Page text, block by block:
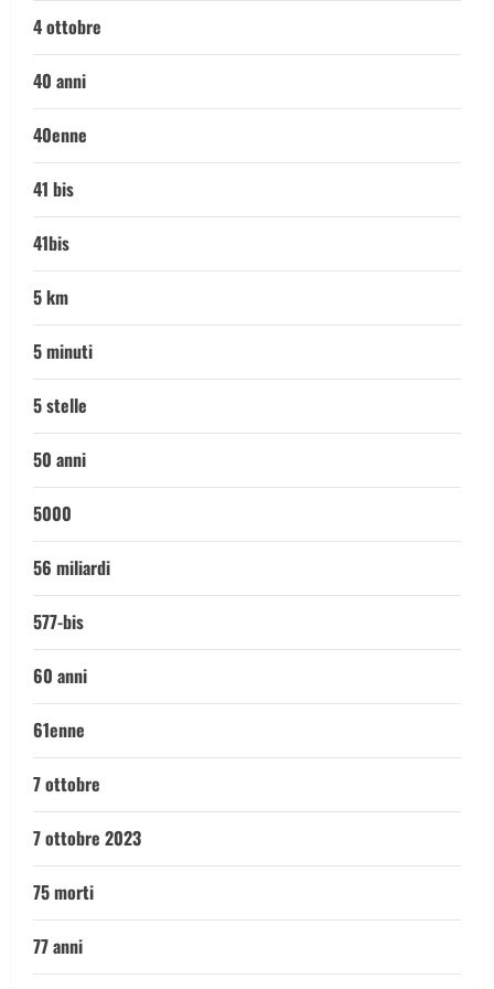
4 ottobre
40 anni
40enne
41 bis
41bis
5 km
5 minuti
5 stelle
50 anni
5000
56 miliardi
577-bis
60 anni
61enne
7 ottobre
7 ottobre 2023
75 morti
77 anni